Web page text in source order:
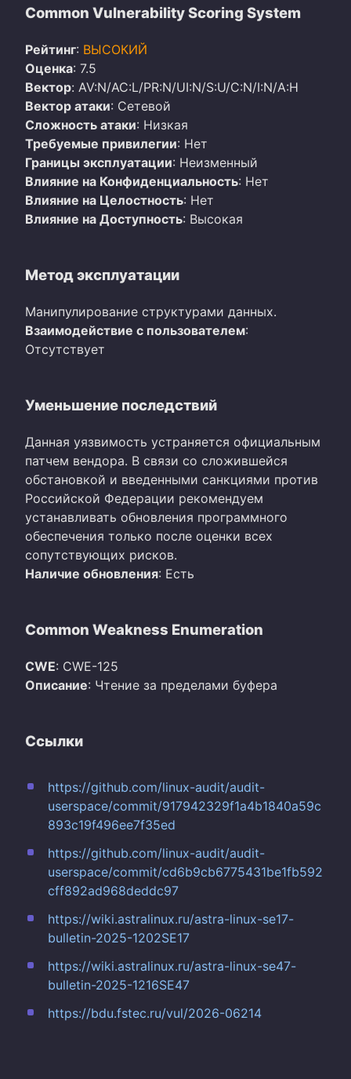
Common Vulnerability Scoring System
Рейтинг: ВЫСОКИЙ
Оценка: 7.5
Вектор: AV:N/AC:L/PR:N/UI:N/S:U/C:N/I:N/A:H
Вектор атаки: Сетевой
Сложность атаки: Низкая
Требуемые привилегии: Нет
Границы эксплуатации: Неизменный
Влияние на Конфиденциальность: Нет
Влияние на Целостность: Нет
Влияние на Доступность: Высокая
Метод эксплуатации
Манипулирование структурами данных.
Взаимодействие с пользователем:
Отсутствует
Уменьшение последствий
Данная уязвимость устраняется официальным
патчем вендора. В связи со сложившейся
обстановкой и введенными санкциями против
Российской Федерации рекомендуем
устанавливать обновления программного
обеспечения только после оценки всех
сопутствующих рисков.
Наличие обновления: Есть
Common Weakness Enumeration
CWE: CWE-125
Описание: Чтение за пределами буфера
Ссылки
https://github.com/linux-audit/audit-
userspace/commit/917942329f1a4b1840a59c
893c19f496ee7f35ed
https://github.com/linux-audit/audit-
userspace/commit/cd6b9cb6775431be1fb592
cff892ad968deddc97
https://wiki.astralinux.ru/astra-linux-se17-
bulletin-2025-1202SE17
https://wiki.astralinux.ru/astra-linux-se47-
bulletin-2025-1216SE47
https://bdu.fstec.ru/vul/2026-06214